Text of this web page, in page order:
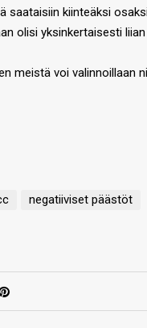
saataisiin kiinteäksi
olisi yksinkertaisesti liian
meistä voi valinnoillaan
negatiiviset päästöt